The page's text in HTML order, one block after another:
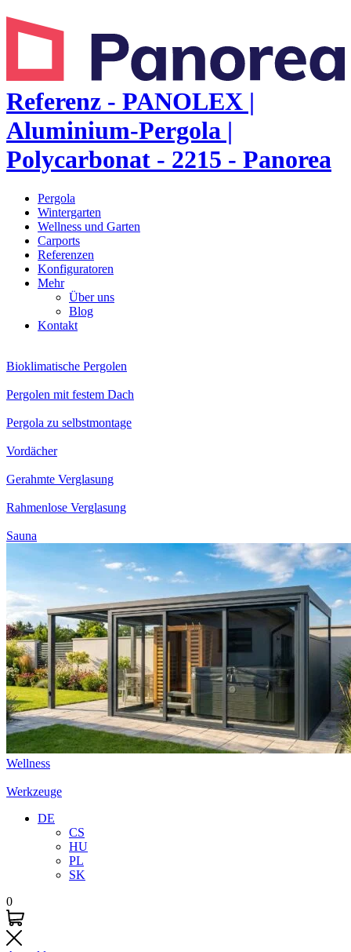
Referenz - PANOLEX |
Aluminium-Pergola |
Polycarbonat - 2215 - Panorea
Pergola
Wintergarten
Wellness und Garten
Carports
Referenzen
Konfiguratoren
Mehr
Über uns
Blog
Kontakt
Bioklimatische Pergolen
Pergolen mit festem Dach
Pergola zu selbstmontage
Vordächer
Gerahmte Verglasung
Rahmenlose Verglasung
Sauna
Wellness
Werkzeuge
DE
CS
HU
PL
SK
0